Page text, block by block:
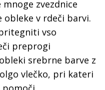
zvezdnice
obleke v rdeči barvi.
vso
preprogi
srebrne barve z
vlečko, pri kateri